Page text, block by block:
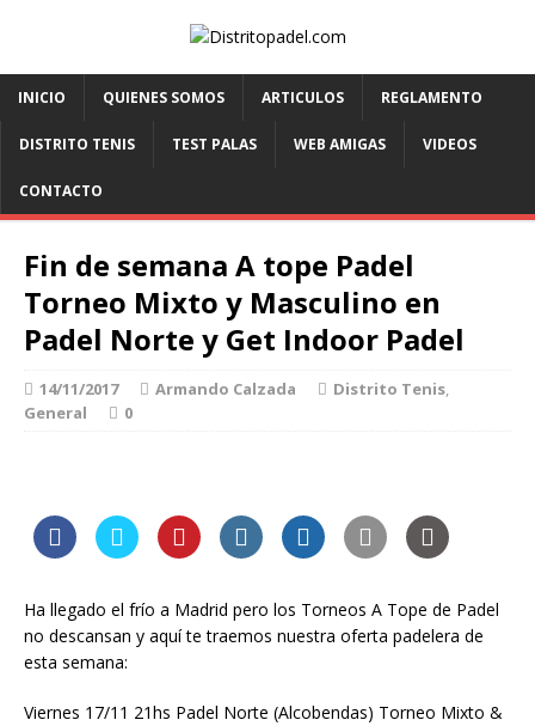
INICIO QUIENES SOMOS ARTICULOS REGLAMENTO
DISTRITO TENIS TEST PALAS WEB AMIGAS VIDEOS
CONTACTO
Fin de semana A tope Padel
Torneo Mixto y Masculino en
Padel Norte y Get Indoor Padel
14/11/2017 Armando Calzada Distrito Tenis,
General
0
Ha llegado el frío a Madrid pero los Torneos A Tope de Padel
no descansan y aquí te traemos nuestra oferta padelera de
esta semana:
Viernes 17/11 21hs Padel Norte (Alcobendas) Torneo Mixto &